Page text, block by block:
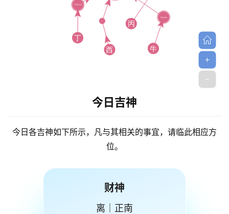
今日吉神
今日各吉神如下所示，凡与其相关的事宜，请临此相应方
位。
财神
离｜正南